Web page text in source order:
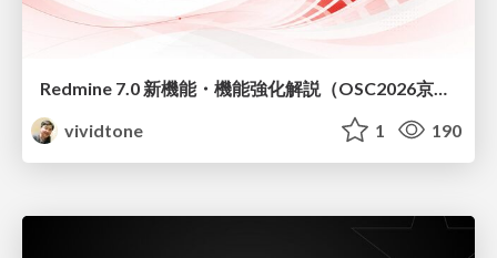
vividtone
1 190